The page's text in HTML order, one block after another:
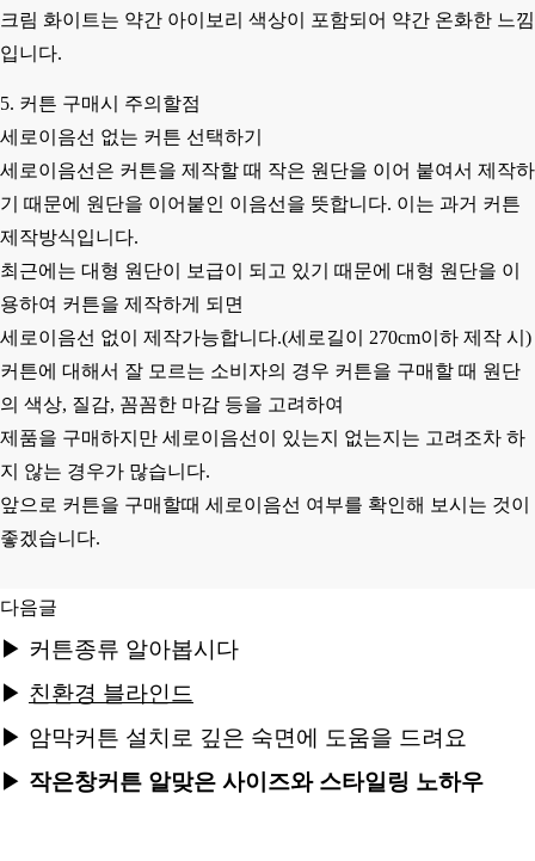
크림 화이트는 약간 아이보리 색상이 포함되어 약간 온화한 느낌
입니다.
5. 커튼 구매시 주의할점
세로이음선 없는 커튼 선택하기
세로이음선은 커튼을 제작할 때 작은 원단을 이어 붙여서 제작하
기 때문에 원단을 이어붙인 이음선을 뜻합니다. 이는 과거 커튼
제작방식입니다.
최근에는 대형 원단이 보급이 되고 있기 때문에 대형 원단을 이
용하여 커튼을 제작하게 되면
세로이음선 없이 제작가능합니다.(세로길이 270cm이하 제작 시)
커튼에 대해서 잘 모르는 소비자의 경우 커튼을 구매할 때 원단
의 색상, 질감, 꼼꼼한 마감 등을 고려하여
제품을 구매하지만 세로이음선이 있는지 없는지는 고려조차 하
지 않는 경우가 많습니다.
앞으로 커튼을 구매할때 세로이음선 여부를 확인해 보시는 것이
좋겠습니다.
다음글
▶ 커튼종류 알아봅시다
▶ 친환경 블라인드
▶ 암막커튼 설치로 깊은 숙면에 도움을 드려요
▶ 작은창커튼 알맞은 사이즈와 스타일링 노하우